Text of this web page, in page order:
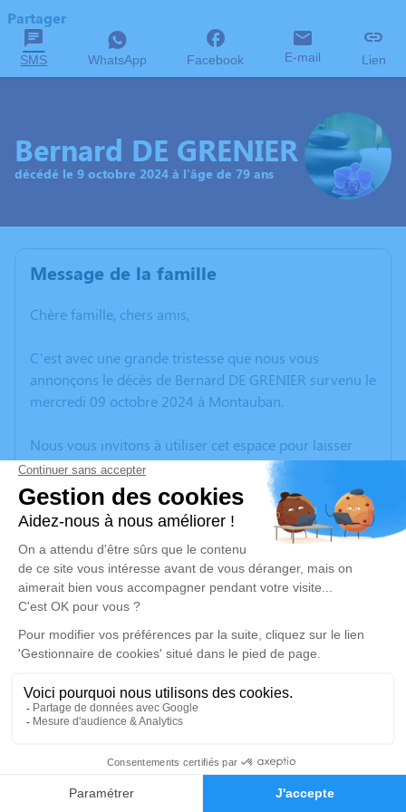
Faire-part Hommages
Partager
SMS WhatsApp Facebook E-mail Lien
Bernard DE GRENIER
décédé le 9 octobre 2024 à l'âge de 79 ans
Message de la famille
Chère famille, chers amis,
C’est avec une grande tristesse que nous vous
annonçons le décès de Bernard DE GRENIER survenu le
mercredi 09 octobre 2024 à Montauban.
Nous vous invitons à utiliser cet espace pour laisser
vos condoléances, partager des photos souvenirs, une
anecdote ou exprimer vos pensées à travers des
poèmes ou des textes. Cet endroit est un lieu
d'expression dédié à honorer la mémoire de Bernard
DE GRENIER.
Un service de plantation d’arbre hommage est
disponible ici.
Je rends hommage
Cérémonie religieuse
Crématorium de Montauban
100 Route de Saint-Martial